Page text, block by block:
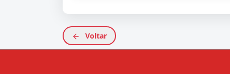
Voltar